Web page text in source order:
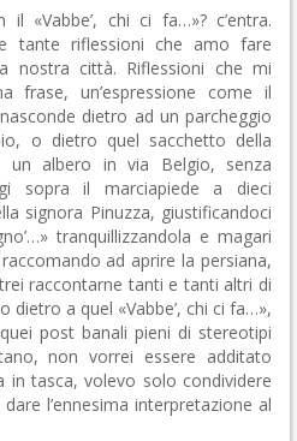
«Vabbe’, chi ci fa…»? c’entra.
tante riflessioni che amo fare
nostra città. Riflessioni che mi
frase, un’espressione come il
dietro ad un parcheggio
o dietro quel sacchetto della
un albero in via Belgio, senza
sopra il marciapiede a dieci
signora Pinuzza, giustificandoci
tranquillizzandola e magari
ad aprire la persiana,
raccontarne tanti e tanti altri di
dietro a quel «Vabbe’, chi ci fa…»,
post banali pieni di stereotipi
non vorrei essere additato
in tasca, volevo solo condividere
l’ennesima interpretazione al